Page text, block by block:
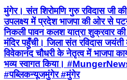
मुंगेर। संत शिरोमणि गुरु रविदास जी
उपलक्ष्य में प्रदेश भाजपा की ओर से
निकली पावन कलश यात्रा शुक्रवार की
मंदिर पहुँची। जिला संत रविदास
विवेकानंद चौधरी के नेतृत्व में भाजपा
भव्य स्वागत किया।
#पब्लिकन्यूजमुंगेर #मुंगेर